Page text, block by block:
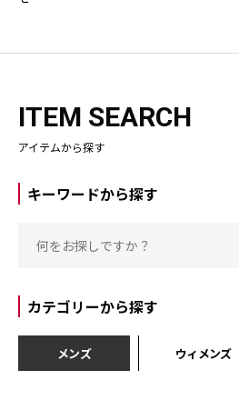
ITEM SEARCH
アイテムから探す
キーワードから探す
カテゴリーから探す
メンズ ウィメンズ